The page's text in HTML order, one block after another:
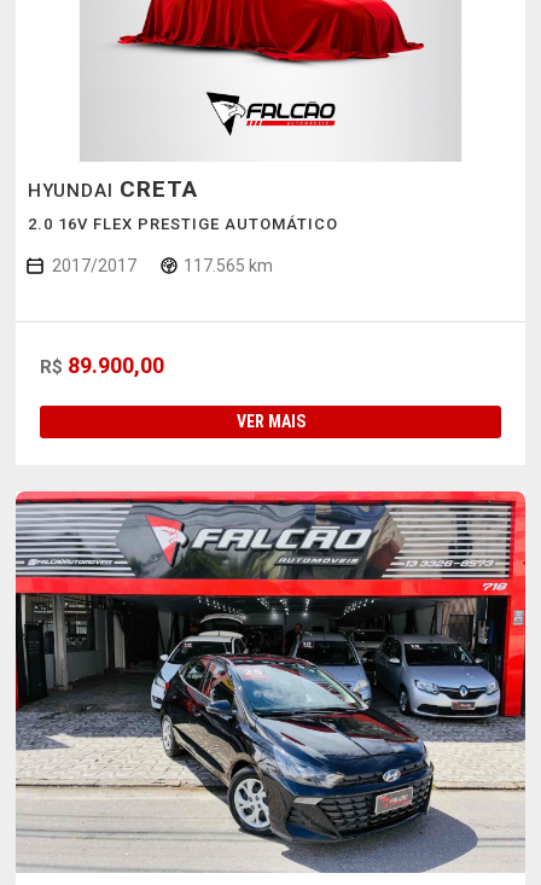
HYUNDAI CRETA
2.0 16V FLEX PRESTIGE AUTOMÁTICO
2017/2017 117.565 km
R$ 89.900,00
VER MAIS